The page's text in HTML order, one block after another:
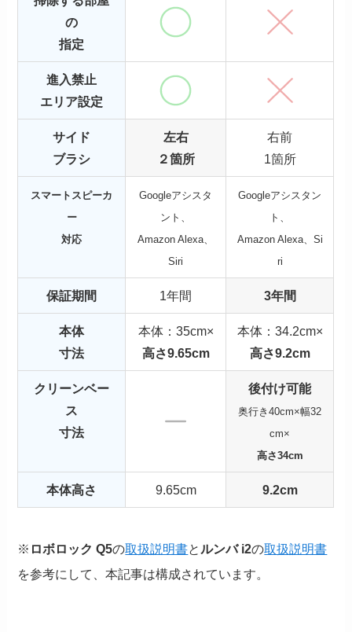
の
指定
進入禁止
エリア設定
サイド
ブラシ
左右
２箇所
右前
1箇所
スマートスピーカ
ー
対応
Googleアシスタ
ント、
Amazon Alexa、
Siri
Googleアシスタン
ト、
Amazon Alexa、Si
ri
保証期間 1年間 3年間
本体
寸法
本体：35cm×
高さ9.65cm
本体：34.2cm×
高さ9.2cm
クリーンベー
ス
寸法
後付け可能
奥行き40cm×幅32
cm×
高さ34cm
本体高さ 9.65cm 9.2cm
※ ロボロック Q5の取扱説明書と ルンバ i2の取扱説明書
を参考にして、本記事は構成されています。